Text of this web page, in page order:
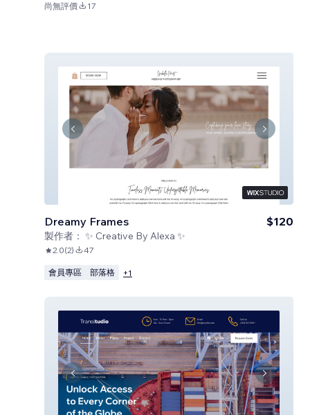
尚無評價 17
Dreamy Frames
製作者： ✨ Creative By Alexa ✨
$120
2.0(2) 47
會員專區 部落格 +1